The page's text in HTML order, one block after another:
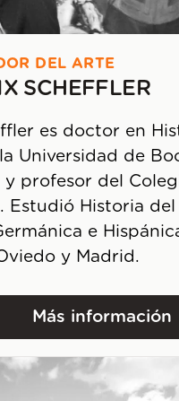
DEL ARTE
SCHEFFLER
es doctor en
Universidad de
y profesor del
Estudió Historia
e
y Madrid.
Más información